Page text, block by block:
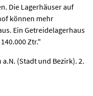
Die Lagerhäuser auf
können mehr
Ein Getreidelagerhaus
Ztr."
(Stadt und Bezirk). 2.